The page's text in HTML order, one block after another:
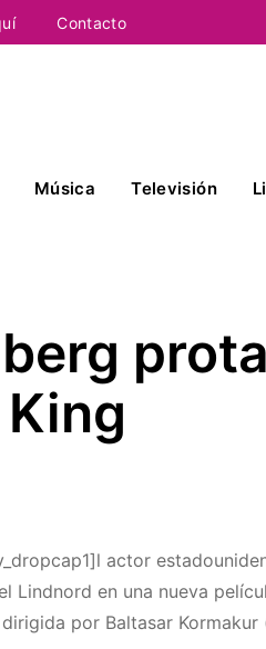
Contacto
Música Televisión
actor
Lindnord en una nueva
por Baltasar